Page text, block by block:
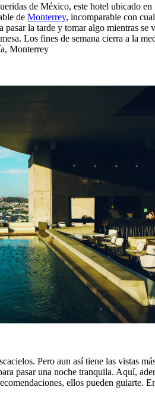
de México, este hotel ubicado
de Monterrey, incomparable con
la tarde y tomar algo mientras se
Los fines de semana cierra a la
Monterrey
Pero aun así tiene las vistas
pasar una noche tranquila. Aquí,
ellos pueden guiarte.